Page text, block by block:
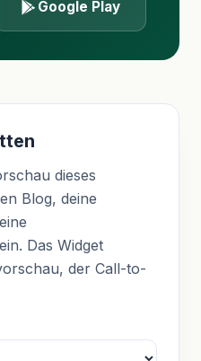
Google Play
dieses
Blog, deine
Das Widget
der Call-to-